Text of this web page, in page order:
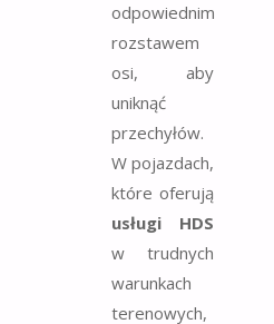
odpowiednim
rozstawem
osi, aby
uniknąć
przechyłów.
W pojazdach,
które oferują
usługi HDS
w trudnych
warunkach
terenowych,